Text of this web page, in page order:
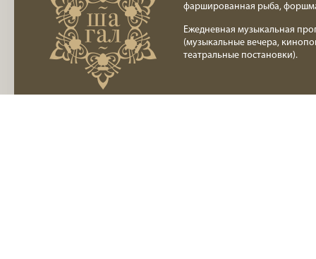
фаршированная рыба,
Ежедневная музыкальная
(музыкальные вечера,
театральные постановки).